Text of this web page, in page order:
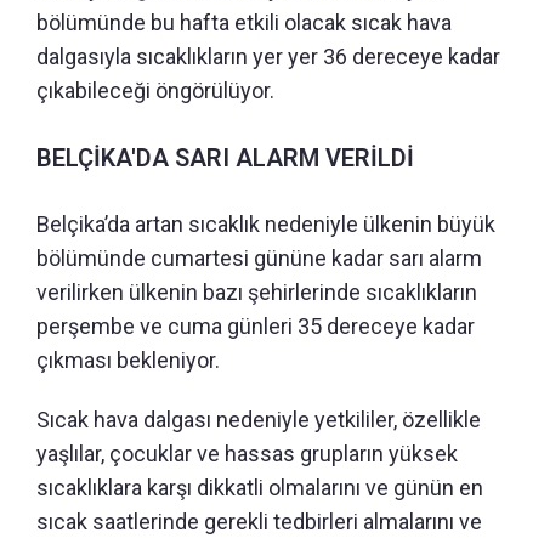
bölümünde bu hafta etkili olacak sıcak hava
dalgasıyla sıcaklıkların yer yer 36 dereceye kadar
çıkabileceği öngörülüyor.
BELÇİKA'DA SARI ALARM VERİLDİ
Belçika’da artan sıcaklık nedeniyle ülkenin büyük
bölümünde cumartesi gününe kadar sarı alarm
verilirken ülkenin bazı şehirlerinde sıcaklıkların
perşembe ve cuma günleri 35 dereceye kadar
çıkması bekleniyor.
Sıcak hava dalgası nedeniyle yetkililer, özellikle
yaşlılar, çocuklar ve hassas grupların yüksek
sıcaklıklara karşı dikkatli olmalarını ve günün en
sıcak saatlerinde gerekli tedbirleri almalarını ve